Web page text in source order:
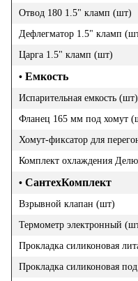
Отвод 180 1.5" кламп (шт)
Дефлегматор 1.5" кламп
Царга 1.5" кламп (шт)
• Емкость
Испарительная емкость (шт)
Фланец 165 мм под хомут
Хомут-фиксатор для
Комплект охлаждения
• СантехКомплект
Взрывной клапан (шт)
Термометр электронный
Прокладка силиконовая
Прокладка силиконовая